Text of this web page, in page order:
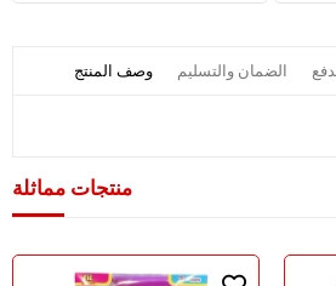
وصف المنتج الضمان والتسليم
منتجات مماثلة